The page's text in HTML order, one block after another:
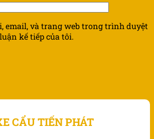
email, và trang web trong trình duyệt
kế tiếp của tôi.
CẨU TIẾN PHÁT